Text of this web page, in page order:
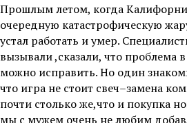
Прошлым летом, когда
очередную катастрофическую
устал работать и умер.
вызывали ,сказали, что проблема
можно исправить. Но один
что игра не стоит свеч–замена
почти столько же,что и покупка
мы с мужем очень не любим